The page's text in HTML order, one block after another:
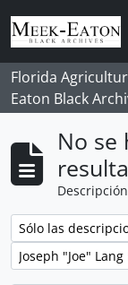
Skip to main content
Florida
Eaton Black
No se
Remove filter:
Sólo las
Remove filter:
Joseph "Joe"